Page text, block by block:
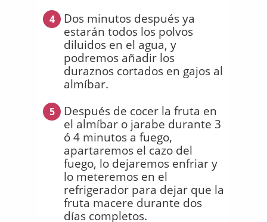
4
Dos minutos después ya
estarán todos los polvos
diluidos en el agua, y
podremos añadir los
duraznos cortados en gajos al
almíbar.
5
Después de cocer la fruta en
el almíbar o jarabe durante 3
ó 4 minutos a fuego,
apartaremos el cazo del
fuego, lo dejaremos enfriar y
lo meteremos en el
refrigerador para dejar que la
fruta macere durante dos
días completos.